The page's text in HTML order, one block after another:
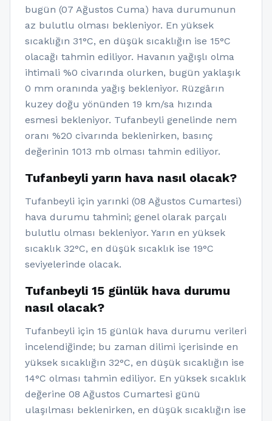
bugün (07 Ağustos Cuma) hava durumunun
az bulutlu olması bekleniyor. En yüksek
sıcaklığın 31°C, en düşük sıcaklığın ise 15°C
olacağı tahmin ediliyor. Havanın yağışlı olma
ihtimali %0 civarında olurken, bugün yaklaşık
0 mm oranında yağış bekleniyor. Rüzgârın
kuzey doğu yönünden 19 km/sa hızında
esmesi bekleniyor. Tufanbeyli genelinde nem
oranı %20 civarında beklenirken, basınç
değerinin 1013 mb olması tahmin ediliyor.
Tufanbeyli yarın hava nasıl olacak?
Tufanbeyli için yarınki (08 Ağustos Cumartesi)
hava durumu tahmini; genel olarak parçalı
bulutlu olması bekleniyor. Yarın en yüksek
sıcaklık 32°C, en düşük sıcaklık ise 19°C
seviyelerinde olacak.
Tufanbeyli 15 günlük hava durumu
nasıl olacak?
Tufanbeyli için 15 günlük hava durumu verileri
incelendiğinde; bu zaman dilimi içerisinde en
yüksek sıcaklığın 32°C, en düşük sıcaklığın ise
14°C olması tahmin ediliyor. En yüksek sıcaklık
değerine 08 Ağustos Cumartesi günü
ulaşılması beklenirken, en düşük sıcaklığın ise